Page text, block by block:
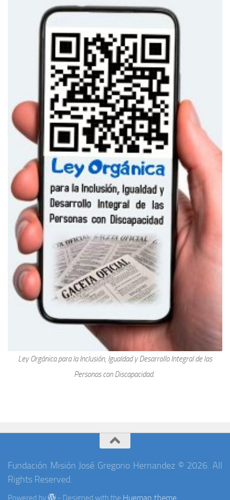
Ley Orgánica para la Inclusión, Igualdad y Desarrollo Integral de las
Personas con Discapacidad.
Fundación Misión José Gregorio Hernandez © 2026. All
Rights Reserved.
Powered by - Designed with the Hueman theme